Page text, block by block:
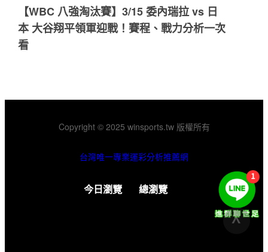
【WBC 八強淘汰賽】3/15 委內瑞拉 vs 日
本 大谷翔平領軍迎戰！賽程、戰力分析一次
看
Copyright © 2025 winsports.tw 版權所有
台灣唯一專業運彩分析推薦網
今日瀏覽 總瀏覽
V